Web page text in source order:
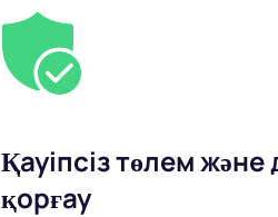
Қауіпсіз төлем және
қорғау